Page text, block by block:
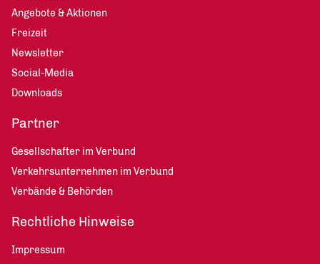
Angebote & Aktionen
Freizeit
Newsletter
Social-Media
Downloads
Partner
Gesellschafter im Verbund
Verkehrsunternehmen im Verbund
Verbände & Behörden
Rechtliche Hinweise
Impressum